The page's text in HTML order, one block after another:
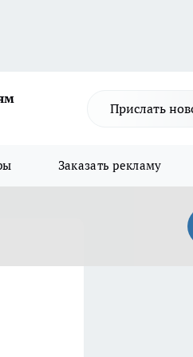
Прислать
Заказать рекламу